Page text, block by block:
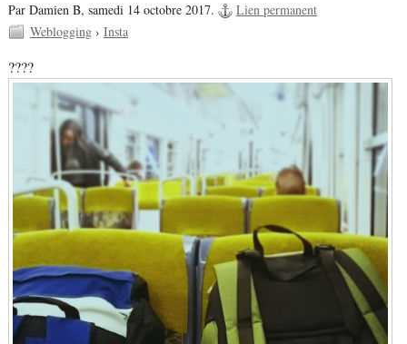
Par Damien B, samedi 14 octobre 2017.
Lien permanent
Weblogging› Insta
????